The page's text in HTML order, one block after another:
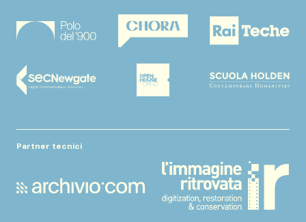
Partner tecnici